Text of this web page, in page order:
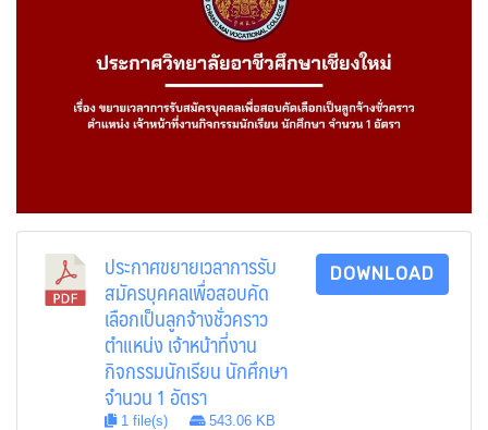
ประกาศขยายเวลาการรับ
สมัครบุคคลเพื่อสอบคัด
เลือกเป็นลูกจ้างชั่วคราว
ตำแหน่ง เจ้าหน้าที่งาน
กิจกรรมนักเรียน นักศึกษา
จำนวน 1 อัตรา
1 file(s) 543.06 KB
DOWNLOAD